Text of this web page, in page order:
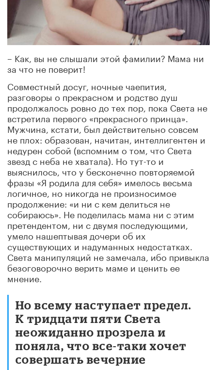
– Как, вы не слышали этой фамилии? Мама ни
за что не поверит!
Совместный досуг, ночные чаепития,
разговоры о прекрасном и родство душ
продолжалось ровно до тех пор, пока Света не
встретила первого «прекрасного принца».
Мужчина, кстати, был действительно совсем
не плох: образован, начитан, интеллигентен и
недурен собой (вспомним о том, что Света
звезд с неба не хватала). Но тут-то и
выяснилось, что у бесконечно повторяемой
фразы «Я родила для себя» имелось весьма
логичное, но никогда не произносимое
продолжение: «и ни с кем делиться не
собираюсь». Не поделилась мама ни с этим
претендентом, ни с двумя последующими,
умело нашептывая дочери об их
существующих и надуманных недостатках.
Света манипуляций не замечала, ибо привыкла
безоговорочно верить маме и ценить ее
мнение.
Но всему наступает предел.
К тридцати пяти Света
неожиданно прозрела и
поняла, что все-таки хочет
совершать вечерние